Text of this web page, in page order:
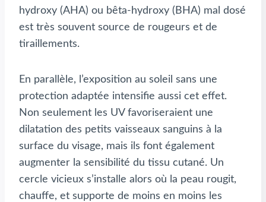
hydroxy (AHA) ou bêta-hydroxy (BHA) mal dosé
est très souvent source de rougeurs et de
tiraillements.
En parallèle, l’exposition au soleil sans une
protection adaptée intensifie aussi cet effet.
Non seulement les UV favoriseraient une
dilatation des petits vaisseaux sanguins à la
surface du visage, mais ils font également
augmenter la sensibilité du tissu cutané. Un
cercle vicieux s’installe alors où la peau rougit,
chauffe, et supporte de moins en moins les